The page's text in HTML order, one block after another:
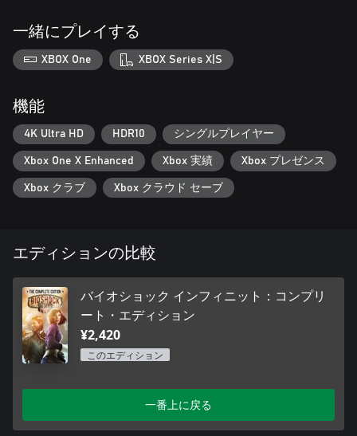
一緒にプレイする
XBOX One XBOX Series X|S
機能
4K Ultra HD HDR10 シングルプレイヤー
Xbox One X Enhanced Xbox 実績 Xbox プレゼンス
Xbox クラブ Xbox クラウド セーブ
エディションの比較
バイオショック インフィニット：コンプリ
ート・エディション
¥2,420
このエディション
一番上に戻る